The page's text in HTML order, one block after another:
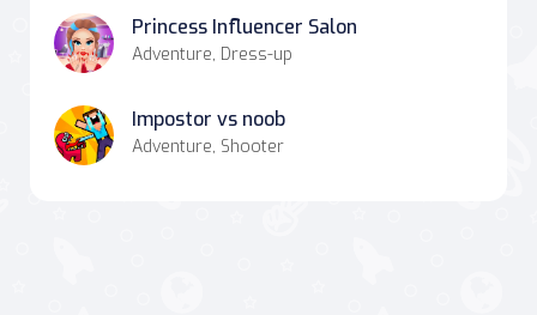
Princess Influencer Salon
Adventure, Dress-up
Impostor vs noob
Adventure, Shooter